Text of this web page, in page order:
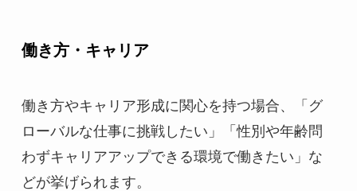
働き方・キャリア
働き方やキャリア形成に関心を持つ場合、「グ
ローバルな仕事に挑戦したい」「性別や年齢問
わずキャリアアップできる環境で働きたい」な
どが挙げられます。